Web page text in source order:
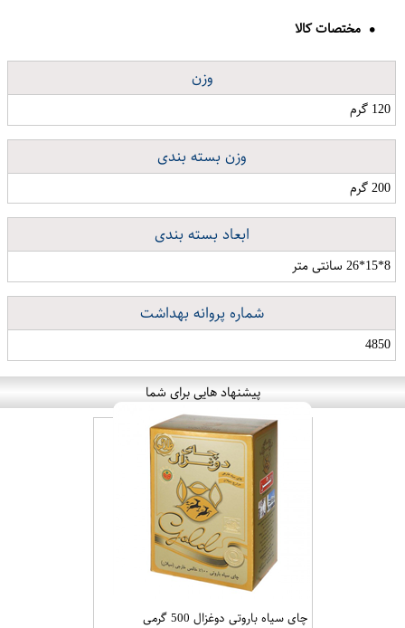
مختصات کالا
وزن
120 گرم
وزن بسته بندی
200 گرم
ابعاد بسته بندی
8*15*26 سانتی متر
شماره پروانه بهداشت
4850
پیشنهاد هایی برای شما
چای سیاه باروتی دوغزال 500 گرمی